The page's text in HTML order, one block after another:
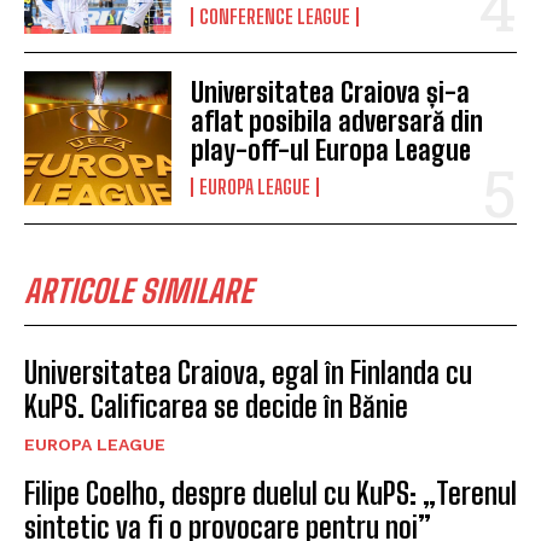
CONFERENCE LEAGUE
Universitatea Craiova și-a
aflat posibila adversară din
play-off-ul Europa League
EUROPA LEAGUE
ARTICOLE SIMILARE
Universitatea Craiova, egal în Finlanda cu
KuPS. Calificarea se decide în Bănie
EUROPA LEAGUE
Filipe Coelho, despre duelul cu KuPS: „Terenul
sintetic va fi o provocare pentru noi”